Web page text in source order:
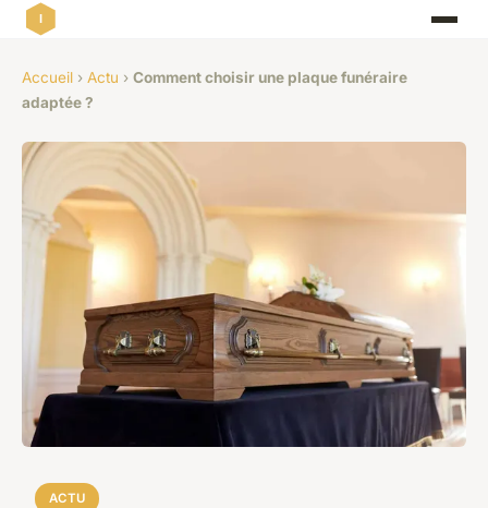
Accueil › Actu › Comment choisir une plaque funéraire
adaptée ?
ACTU